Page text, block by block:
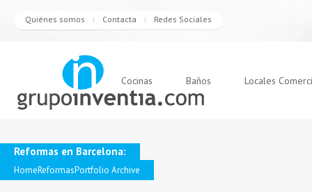
Quiénes somos Contacta Redes Sociales
Cocinas Baños Locales
Reformas en Barcelona:
HomeReformasPortfolio Archive